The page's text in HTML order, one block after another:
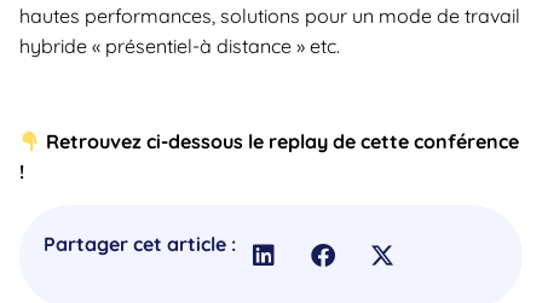
hautes performances, solutions pour un mode de travail
hybride « présentiel-à distance » etc.
Retrouvez ci-dessous le replay de cette conférence
!
Partager cet article :